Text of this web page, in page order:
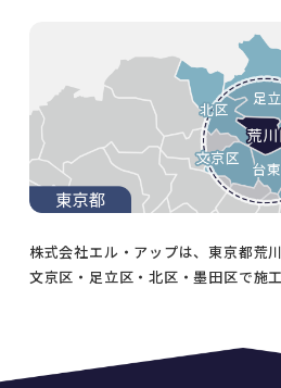
株式会社エル・アップは、東京都荒
文京区・足立区・北区・墨田区で施